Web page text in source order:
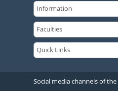
Social media channels of